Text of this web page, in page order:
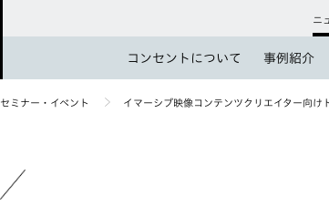
コンセントについて 事例紹介
ニ
セミナー・イベント イマーシブ映像コンテンツクリエイター向